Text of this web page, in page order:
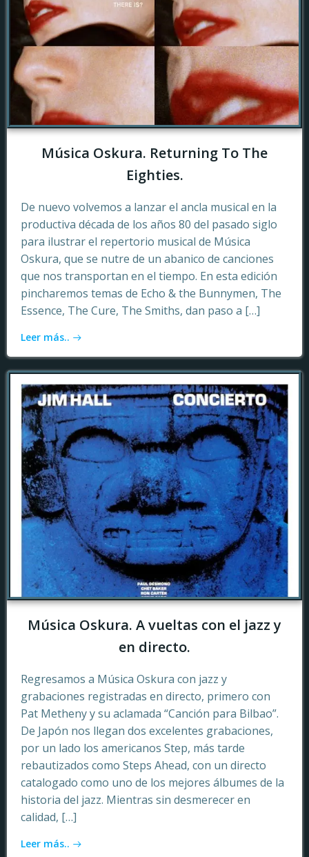
Música Oskura. Returning To The
Eighties.
De nuevo volvemos a lanzar el ancla musical en la
productiva década de los años 80 del pasado siglo
para ilustrar el repertorio musical de Música
Oskura, que se nutre de un abanico de canciones
que nos transportan en el tiempo. En esta edición
pincharemos temas de Echo & the Bunnymen, The
Essence, The Cure, The Smiths, dan paso a […]
Leer más..
Música Oskura. A vueltas con el jazz y
en directo.
Regresamos a Música Oskura con jazz y
grabaciones registradas en directo, primero con
Pat Metheny y su aclamada “Canción para Bilbao”.
De Japón nos llegan dos excelentes grabaciones,
por un lado los americanos Step, más tarde
rebautizados como Steps Ahead, con un directo
catalogado como uno de los mejores álbumes de la
historia del jazz. Mientras sin desmerecer en
calidad, […]
Leer más..